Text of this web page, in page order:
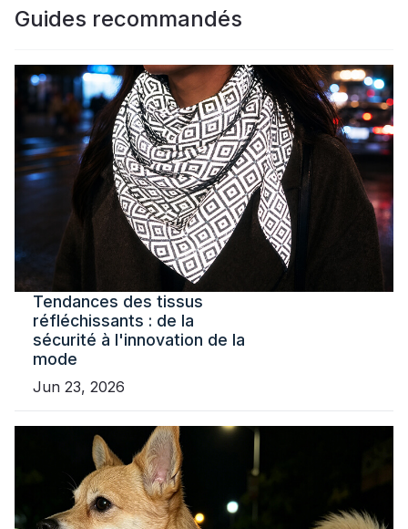
Guides recommandés
Tendances des tissus
réfléchissants : de la
sécurité à l'innovation de la
mode
Jun 23, 2026